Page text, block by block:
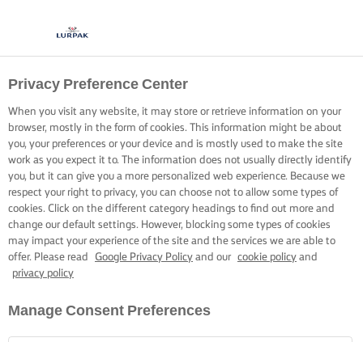
Privacy Preference Center
When you visit any website, it may store or retrieve information on your
browser, mostly in the form of cookies. This information might be about
you, your preferences or your device and is mostly used to make the site
work as you expect it to. The information does not usually directly identify
you, but it can give you a more personalized web experience. Because we
respect your right to privacy, you can choose not to allow some types of
cookies. Click on the different category headings to find out more and
change our default settings. However, blocking some types of cookies
may impact your experience of the site and the services we are able to
offer. Please read
Google Privacy Policy and our cookie policy and
privacy policy
Manage Consent Preferences